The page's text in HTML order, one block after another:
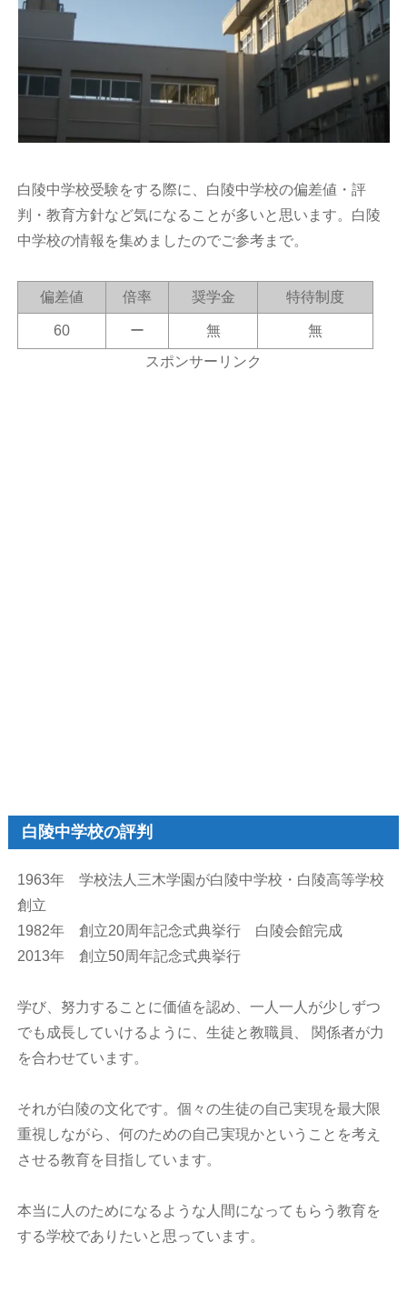
白陵中学校受験をする際に、白陵中学校の偏差値・評
判・教育方針など気になることが多いと思います。白陵
中学校の情報を集めましたのでご参考まで。
偏差値 倍率 奨学金 特待制度
60 ー 無
無
スポンサーリンク
白陵中学校の評判
1963年 学校法人三木学園が白陵中学校・白陵高等学校
創立
1982年 創立20周年記念式典挙行 白陵会館完成
2013年 創立50周年記念式典挙行
学び、努力することに価値を認め、一人一人が少しずつ
でも成長していけるように、生徒と教職員、 関係者が力
を合わせています。
それが白陵の文化です。個々の生徒の自己実現を最大限
重視しながら、何のための自己実現かということを考え
させる教育を目指しています。
本当に人のためになるような人間になってもらう教育を
する学校でありたいと思っています。